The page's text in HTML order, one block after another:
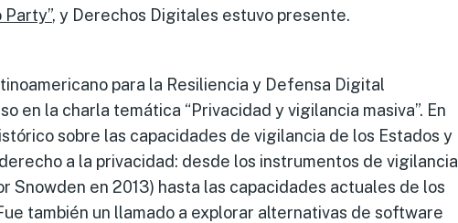
Party”, y Derechos Digitales estuvo presente.
para la Resiliencia y Defensa Digital
en la charla temática “Privacidad y vigilancia masiva”. En
sobre las capacidades de vigilancia de los Estados y
a la privacidad: desde los instrumentos de vigilancia
Snowden en 2013) hasta las capacidades actuales de los
también un llamado a explorar alternativas de software